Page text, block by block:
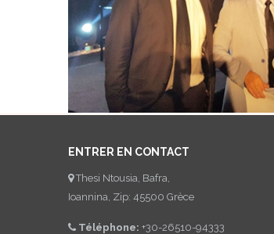
ENTRER EN CONTACT
Thesi Ntousia, Bafra,
Ioannina, Zip: 45500 Grèce
Téléphone: +30-26510-94333